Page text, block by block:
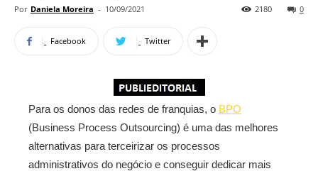
Por Daniela Moreira - 10/09/2021 0
2180
Facebook Twitter
Para os donos das redes de franquias, o BPO
(Business Process Outsourcing) é uma das melhores
alternativas para terceirizar os processos
administrativos do negócio e conseguir dedicar mais